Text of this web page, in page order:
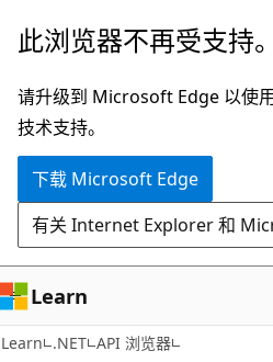
跳
主
要
内
跳
页
内
导
此浏览器不再受支持。
请升级到 Microsoft Edge 以使
技术支持。
下载 Microsoft Edge
有关 Internet Explorer 和
Learn
Learn .NET API 浏览器